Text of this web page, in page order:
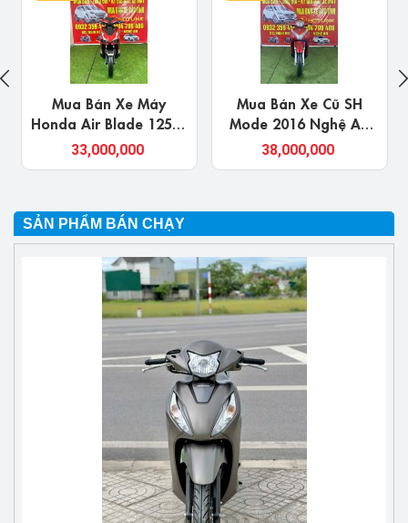
Mua Bán Xe Máy
Honda Air Blade 125cc
Ở Nghệ An Chính Chủ
Uy Tín Giá Rẻ
33,000,000
Mua Bán Xe Cũ SH
Mode 2016 Nghệ An
Giá Rẻ, Chính Chủ
38,000,000
SẢN PHẨM BÁN CHẠY